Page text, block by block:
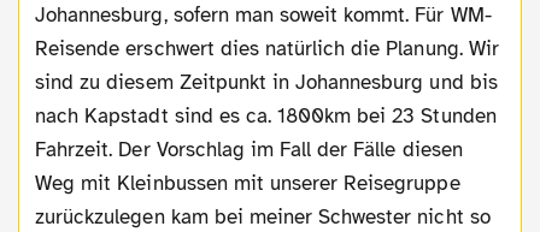
Johannesburg, sofern man soweit kommt. Für WM-
Reisende erschwert dies natürlich die Planung. Wir
sind zu diesem Zeitpunkt in Johannesburg und bis
nach Kapstadt sind es ca. 1800km bei 23 Stunden
Fahrzeit. Der Vorschlag im Fall der Fälle diesen
Weg mit Kleinbussen mit unserer Reisegruppe
zurückzulegen kam bei meiner Schwester nicht so